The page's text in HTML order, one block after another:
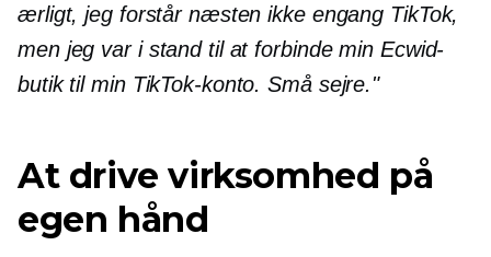
ærligt, jeg forstår næsten ikke engang TikTok,
men jeg var i stand til at forbinde min Ecwid-
butik til min TikTok-konto. Små sejre."
At drive virksomhed på
egen hånd